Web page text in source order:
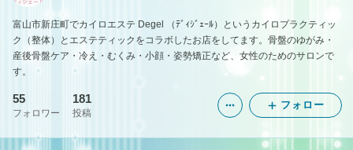
富山市新庄町でカイロエステ Degel （ﾃﾞｨｼﾞｪｰﾙ）というカイロプラクティッ
ク（整体）とエステティックをコラボしたお店をしてます。骨盤のゆがみ・
産後骨盤ケア・冷え・むくみ・小顔・姿勢矯正など、女性のためのサロンで
す。
55
フォロワー
181
投稿
フォロー